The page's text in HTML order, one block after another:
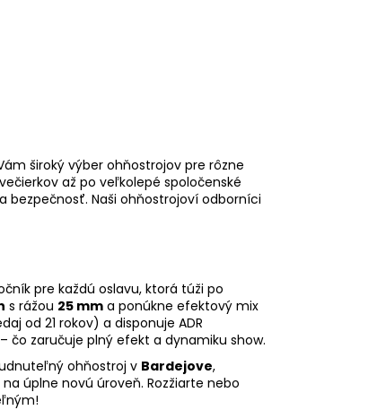
široký výber ohňostrojov pre rôzne
až po veľkolepé spoločenské
bezpečnosť. Naši ohňostrojoví odborníci
pre každú oslavu, ktorá túži po
s rážou 25 mm a ponúkne efektový mix
od 21 rokov) a disponuje ADR
– čo zaručuje plný efekt a dynamiku show.
ohňostroj v Bardejove,
úplne novú úroveň. Rozžiarte nebo